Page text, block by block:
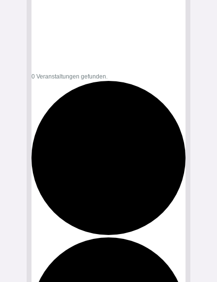
0 Veranstaltungen gefunden.